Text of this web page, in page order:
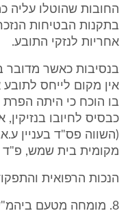
החובות שהוטלו עליה
בתקנות הבטיחות
אחריות לנזקי התובע.
בנסיבות כאשר מדובר
אין מקום לייחס
בו הוכח כי היתה
כבסיס לחיובו
מקומית בית שמש, פ"ד לז' (1)
הנכות הרפואית
8. מומחה מטעם